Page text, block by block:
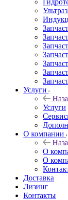
Услуги
Услуги
О компании
О
О
Доставка
Лизинг
Контакты